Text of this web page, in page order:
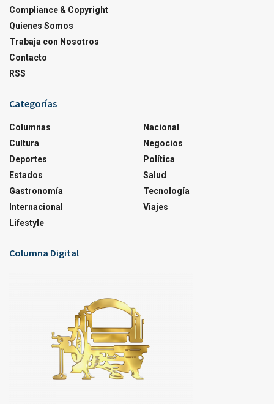
Compliance & Copyright
Quienes Somos
Trabaja con Nosotros
Contacto
RSS
Categorías
Columnas
Cultura
Deportes
Estados
Gastronomía
Internacional
Lifestyle
Nacional
Negocios
Política
Salud
Tecnología
Viajes
Columna Digital